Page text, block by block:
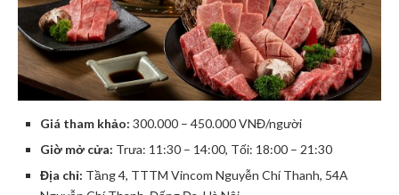
Giá tham khảo: 300.000 – 450.000 VNĐ/người
Giờ mở cửa: Trưa: 11:30 – 14:00, Tối: 18:00 – 21:30
Địa chỉ: Tầng 4, TTTM Vincom Nguyễn Chí Thanh, 54A